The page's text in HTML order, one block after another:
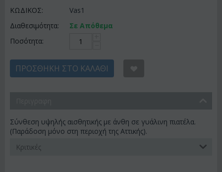
ΚΩΔΙΚΟΣ:
Vas1
Διαθεσιμότητα:
Σε Απόθεμα
Ποσότητα:
ΠΡΟΣΘΉΚΗ ΣΤΟ ΚΑΛΆΘΙ
Σύνθεση υψηλής αισθητικής με άνθη σε γυάλινη πιατέλα.
(Παράδοση μόνο στη περιοχή της Αττικής).
Κριτικές